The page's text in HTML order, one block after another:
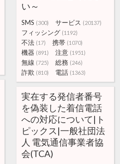
い～
SMS (300) サービス (20137)
フィッシング (1192)
不法 (17) 携帯 (1070)
機器 (891) 注意 (1951)
無線 (725) 総務 (246)
詐欺 (810) 電話 (1363)
実在する発信者番号
を偽装した着信電話
への対応について|ト
ピックス|一般社団法
人 電気通信事業者協
会(TCA)